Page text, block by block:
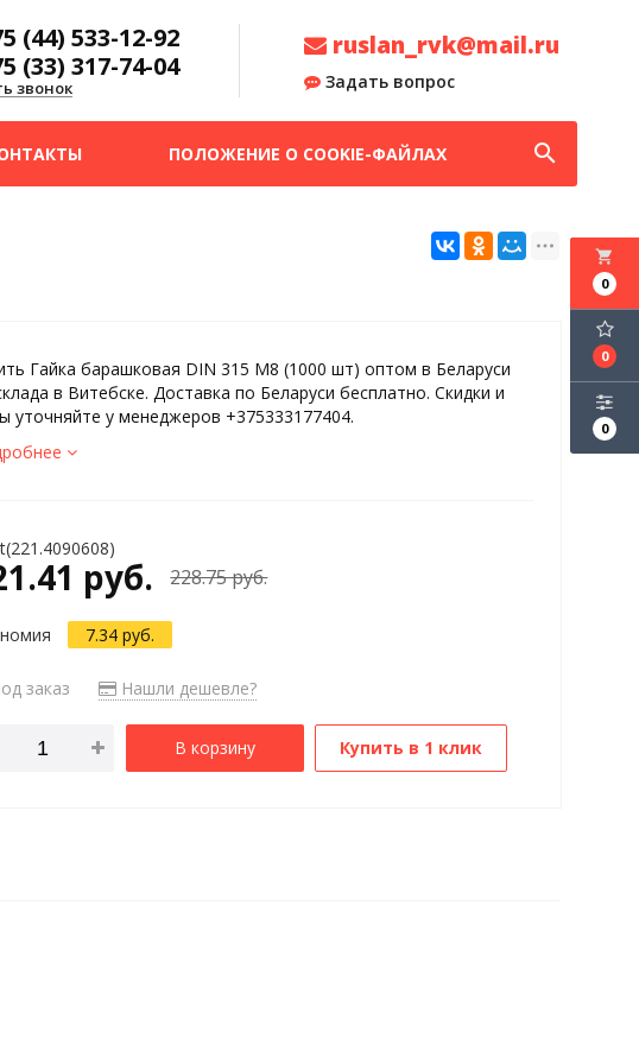
(44) 533-12-92
(33) 317-74-04
звонок
ruslan_rvk@mail.ru
Задать вопрос
ПОЛОЖЕНИЕ О COOKIE-ФАЙЛАХ search
local_grocery_store
0
0
0
Гайка барашковая DIN 315 М8 (1000 шт) оптом в Беларуси
в Витебске. Доставка по Беларуси бесплатно. Скидки и
уточняйте у менеджеров +375333177404.
руб. 228.75 руб.
7.34 руб.
заказ Нашли дешевле?
В корзину Купить в 1 клик